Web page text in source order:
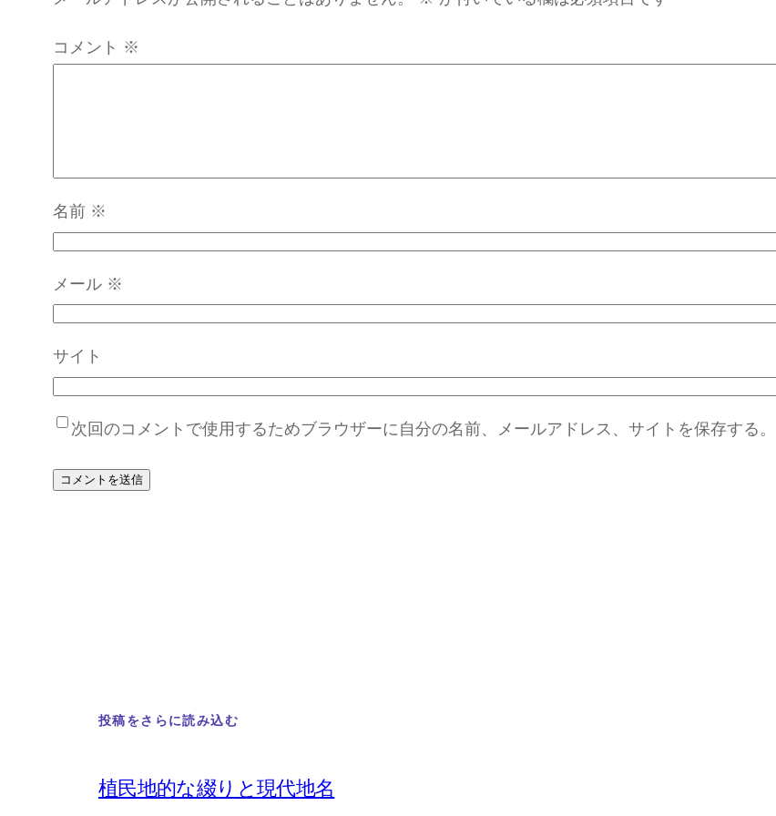
コメント ※
名前 ※
メール ※
サイト
次回のコメントで使用するためブラウザーに自分の名前、メールアドレス、サイトを保存する。
投稿をさらに読み込む
植民地的な綴りと現代地名